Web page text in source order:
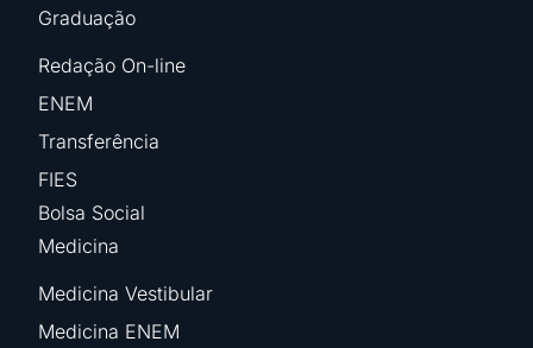
Graduação
Redação On-line
ENEM
Transferência
FIES
Bolsa Social
Medicina
Medicina Vestibular
Medicina ENEM